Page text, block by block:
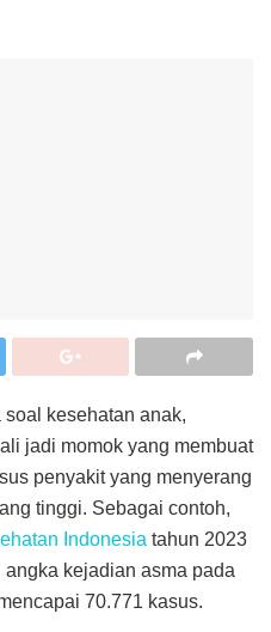
soal kesehatan anak,
jadi momok yang membuat
penyakit yang menyerang
tinggi. Sebagai contoh,
Indonesia tahun 2023
kejadian asma pada
70.771 kasus.